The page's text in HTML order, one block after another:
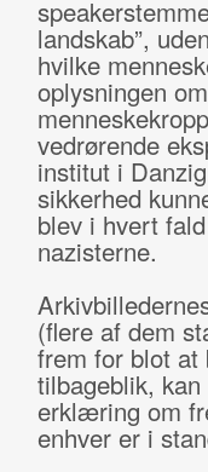
landskab”,
hvilke
oplysningen
vedrørende
institut i
sikkerhed
blev i hvert
nazisterne.
(flere af dem
frem for blot at
tilbageblik,
erklæring om
enhver er i